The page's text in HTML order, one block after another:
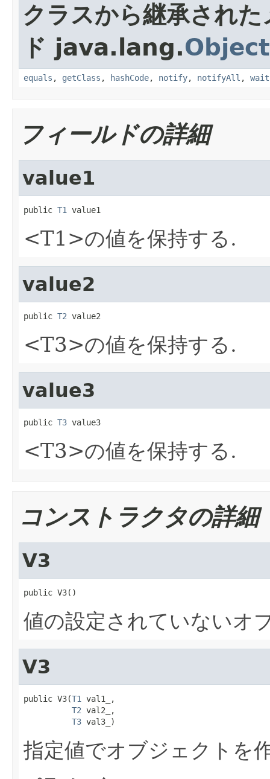
クラスから継承された
ド java.lang.Object
equals , getClass , hashCode, notify, notifyAll , wait
フィールドの詳細
value1
public T1 value1
<T1>の値を保持する.
value2
public T2 value2
<T3>の値を保持する.
value3
public T3 value3
<T3>の値を保持する.
コンストラクタの詳細
V3
public V3()
値の設定されていないオ
V3
public V3(T1
val1_,
T2 val2_,
T3 val3_)
指定値でオブジェクトを